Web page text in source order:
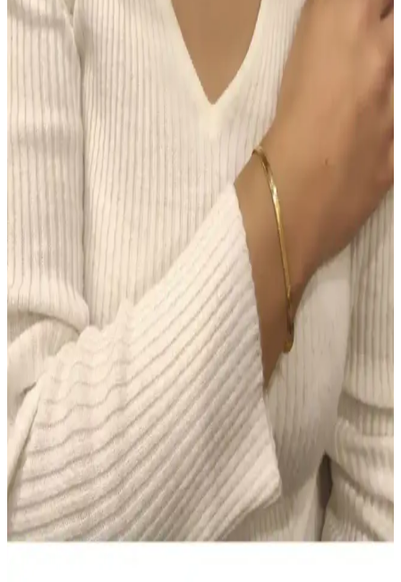
Chanel Water Tint, hafif kapatıcılığı ve doğal parlaklığıyla gün boyu
taze kalan bir cilt makyajı sunar. Ciltte ağırlık yapmadan uzun süre
kalıcı performans sağlar, ancak hassas ciltlerde koku dikkat
Morfose Kahve Renkli Saçlar İçin Kuru Şampuan
İncelemesi ve Kullanım İpuçları
Morfose kahve renkli kuru şampuan, doğal görünüm ve hacim
sağlar, saç derisini temiz tutar, kullanım kolaylığı sunar ve renk
uyumu sağlar. Ancak, yoğun renk ve kalıcılık konusunda dikkatli
Makyajda Doğru Ürün Seçimi ve Uygulama
Teknikleri ile Kalıcı ve Doğal Görünüm Sağlama
Makyajda doğru ürün seçimi ve uygulama teknikleri, doğal ve kalıcı
bir görünüm için kritik öneme sahiptir. Tonlu nemlendiriciden suya
dayanıklı göz kalemine kadar ürünlerin işlevleri ve kullanımı
detaylıca ele alınmıştır.
Colgate Sensitive Diş Macunu 75 ml 2'li Fırsat Seti –
Hassas Dişler için Beyazlatıcı Çözüm
Colgate Sensitive Diş Macunu 75 ml’lik iki tüp içeren Türkiye
kökenli set, hassas dişlere nazik beyazlatma sunar ve güvenli
kullanım sağlar. Evde düzenli kullanım için pratiktir; bazı
kullanıcılar kıvam ve köpürmede farklılık bildirir, genel memnuniyet
yüksek.
NIVEA Men Deep Impact El ve Vücut Kremi: Derin
Nem, Yağsız Ferahlık ve Erkeksi Koku